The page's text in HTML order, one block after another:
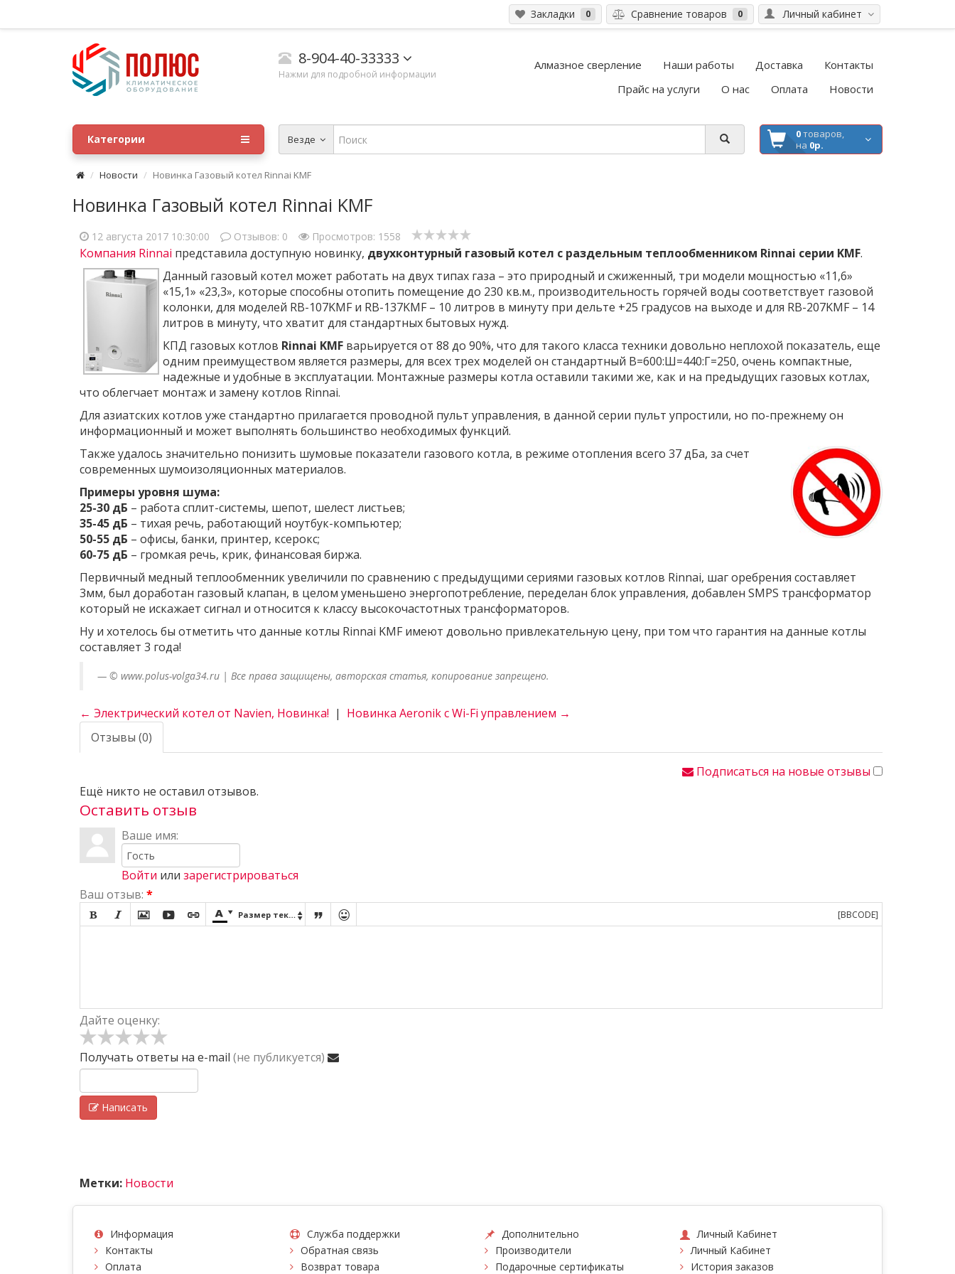
Личный кабинет
Закладки 0 Сравнение товаров 0
8-904-40-33333
Нажми для подробной информации
Алмазное сверление Наши работы Доставка
Контакты
Прайс на услуги
О нас Оплата Новости
Везде 0товаров,
на 0р.
Категории
Новости Новинка Газовый котел Rinnai KMF
Новинка Газовый котел Rinnai KMF
12 августа 2017 10:30:00 Отзывов: 0 Просмотров: 1558
Компания Rinnai представила доступную новинку, двухконтурный газовый котел с раздельным теплообменником Rinnai серии KMF.
Данный газовый котел может работать на двух типах газа – это природный и сжиженный, три модели мощностью «11,6»
«15,1» «23,3», которые способны отопить помещение до 230 кв.м., производительность горячей воды соответствует газовой
колонки, для моделей RB-107KMF и RB-137KMF – 10 литров в минуту при дельте +25 градусов на выходе и для RB-207KMF – 14
литров в минуту, что хватит для стандартных бытовых нужд.
КПД газовых котлов Rinnai KMF варьируется от 88 до 90%, что для такого класса техники довольно неплохой показатель, еще
одним преимуществом является размеры, для всех трех моделей он стандартный В=600:Ш=440:Г=250, очень компактные,
надежные и удобные в эксплуатации. Монтажные размеры котла оставили такими же, как и на предыдущих газовых котлах,
что облегчает монтаж и замену котлов Rinnai.
Для азиатских котлов уже стандартно прилагается проводной пульт управления, в данной серии пульт упростили, но по-прежнему он
информационный и может выполнять большинство необходимых функций.
Также удалось значительно понизить шумовые показатели газового котла, в режиме отопления всего 37 дБа, за счет
современных шумоизоляционных материалов.
Примеры уровня шума:
25-30 дБ – работа сплит-системы, шепот, шелест листьев;
35-45 дБ – тихая речь, работающий ноутбук-компьютер;
50-55 дБ – офисы, банки, принтер, ксерокс;
60-75 дБ – громкая речь, крик, финансовая биржа.
Первичный медный теплообменник увеличили по сравнению с предыдущими сериями газовых котлов Rinnai, шаг оребрения составляет
3мм, был доработан газовый клапан, в целом уменьшено энергопотребление, переделан блок управления, добавлен SMPS трансформатор
который не искажает сигнал и относится к классу высокочастотных трансформаторов.
Ну и хотелось бы отметить что данные котлы Rinnai KMF имеют довольно привлекательную цену, при том что гарантия на данные котлы
составляет 3 года!
© www.polus-volga34.ru | Все права защищены, авторская статья, копирование запрещено.
← Электрический котел от Navien, Новинка! | Новинка Aeronik с Wi-Fi управлением →
Отзывы (0)
Подписаться на новые отзывы
Ещё никто не оставил отзывов.
Оставить отзыв
Ваше имя:
Войти или зарегистрироваться
Ваш отзыв: *
       Размер текста   [BBCODE]
Дайте оценку:
Получать ответы на e-mail (не публикуется)
Написать
Метки: Новости
Информация
Контакты
Оплата
Служба поддержки
Обратная связь
Возврат товара
Дополнительно
Производители
Подарочные сертификаты
Личный Кабинет
Личный Кабинет
История заказов